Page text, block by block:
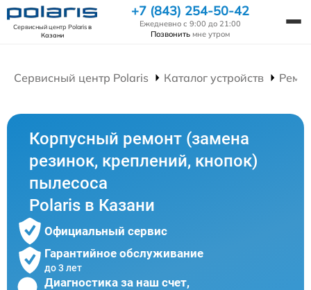
Сервисный центр Polarisв
Казани
+7 (843) 254-50-42
Ежедневно с 9:00 до 21:00
Позвонить мне утром
Сервисный центр Polaris Каталог устройств
Корпусный ремонт (замена
резинок, креплений, кнопок)
пылесоса
Polaris в Казани
Официальный сервис
Гарантийное обслуживание
до 3 лет
Диагностика за наш счет,